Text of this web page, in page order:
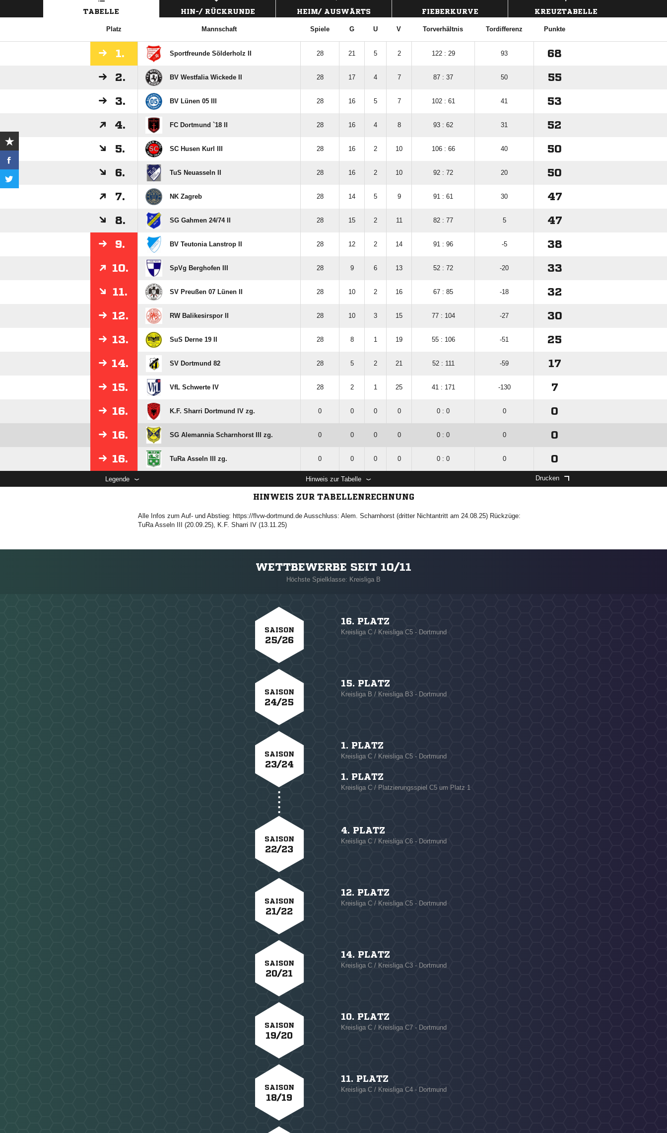
TABELLE HIN-/ RÜCKRUNDE HEIM/ AUSWÄRTS FIEBERKURVE KREUZTABELLE
Platz Mannschaft Spiele G U V Torverhältnis Tordifferenz Punkte
1. Sportfreunde Sölderholz II 28 21 5 2 122 : 29 93 68
2. BV Westfalia Wickede II 28 17 4 7 87 : 37 50 55
3. BV Lünen 05 III 28 16 5 7 102 : 61 41 53
4. FC Dortmund `18 II 28 16 4 8 93 : 62 31 52
5. SC Husen Kurl III 28 16 2 10 106 : 66 40 50
6. TuS Neuasseln II 28 16 2 10 92 : 72 20 50
7. NK Zagreb 28 14 5 9 91 : 61 30 47
8. SG Gahmen 24/​74 II 28 15 2 11 82 : 77 5 47
9. BV Teutonia Lanstrop II 28 12 2 14 91 : 96 -5 38
10. SpVg Berghofen III 28 9 6 13 52 : 72 -20 33
11. SV Preußen 07 Lünen II 28 10 2 16 67 : 85 -18 32
12. RW Balikesirspor II 28 10 3 15 77 : 104 -27 30
13. SuS Derne 19 II 28 8 1 19 55 : 106 -51 25
14. SV Dortmund 82 28 5 2 21 52 : 111 -59 17
15. VfL Schwerte IV 28 2 1 25 41 : 171 -130 7
16. K.F. Sharri Dortmund IV zg. 0 0 0 0 0 : 0 0 0
16. SG Alemannia Scharnhorst III zg. 0 0 0 0 0 : 0 0 0
16. TuRa Asseln III zg. 0 0 0 0 0 : 0 0 0
Legende Hinweis zur Tabelle Drucken
HINWEIS ZUR TABELLENRECHNUNG
Alle Infos zum Auf- und Abstieg: https://flvw-dortmund.de Ausschluss: Alem. Scharnhorst (dritter Nichtantritt am 24.08.25) Rückzüge:
TuRa Asseln III (20.09.25), K.F. Sharri IV (13.11.25)
WETTBEWERBE SEIT 10/11
Höchste Spielklasse: Kreisliga B
SAISON
25/26
16. PLATZ
Kreisliga C / Kreisliga C5 - Dortmund
SAISON
24/25
15. PLATZ
Kreisliga B / Kreisliga B3 - Dortmund
SAISON
23/24
1. PLATZ
Kreisliga C / Kreisliga C5 - Dortmund
1. PLATZ
Kreisliga C / Platzierungsspiel C5 um Platz 1
SAISON
22/23
4. PLATZ
Kreisliga C / Kreisliga C6 - Dortmund
SAISON
21/22
12. PLATZ
Kreisliga C / Kreisliga C5 - Dortmund
SAISON
20/21
14. PLATZ
Kreisliga C / Kreisliga C3 - Dortmund
SAISON
19/20
10. PLATZ
Kreisliga C / Kreisliga C7 - Dortmund
SAISON
18/19
11. PLATZ
Kreisliga C / Kreisliga C4 - Dortmund